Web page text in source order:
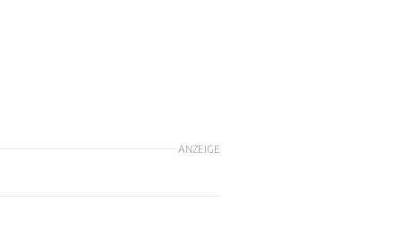
ANZEIGE